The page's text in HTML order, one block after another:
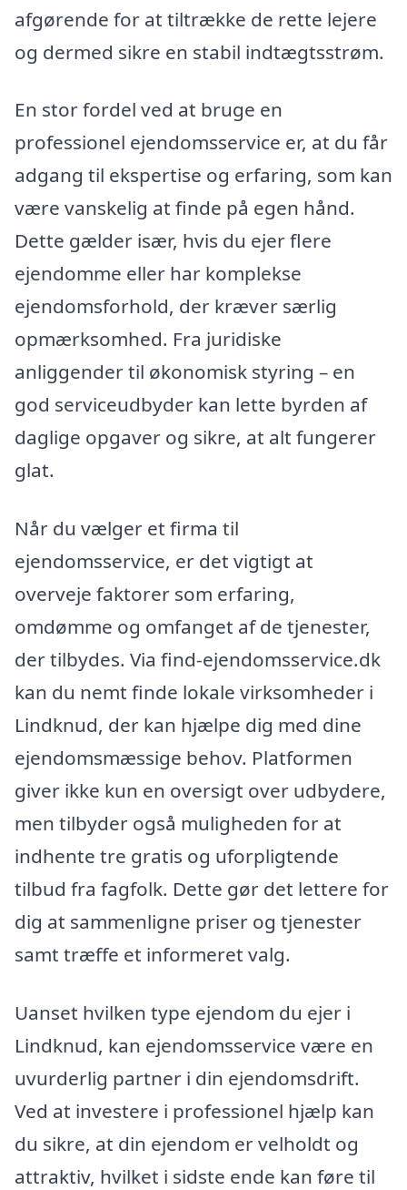
afgørende for at tiltrække de rette lejere
og dermed sikre en stabil indtægtsstrøm.
En stor fordel ved at bruge en
professionel ejendomsservice er, at du får
adgang til ekspertise og erfaring, som kan
være vanskelig at finde på egen hånd.
Dette gælder især, hvis du ejer flere
ejendomme eller har komplekse
ejendomsforhold, der kræver særlig
opmærksomhed. Fra juridiske
anliggender til økonomisk styring – en
god serviceudbyder kan lette byrden af
daglige opgaver og sikre, at alt fungerer
glat.
Når du vælger et firma til
ejendomsservice, er det vigtigt at
overveje faktorer som erfaring,
omdømme og omfanget af de tjenester,
der tilbydes. Via find-ejendomsservice.dk
kan du nemt finde lokale virksomheder i
Lindknud, der kan hjælpe dig med dine
ejendomsmæssige behov. Platformen
giver ikke kun en oversigt over udbydere,
men tilbyder også muligheden for at
indhente tre gratis og uforpligtende
tilbud fra fagfolk. Dette gør det lettere for
dig at sammenligne priser og tjenester
samt træffe et informeret valg.
Uanset hvilken type ejendom du ejer i
Lindknud, kan ejendomsservice være en
uvurderlig partner i din ejendomsdrift.
Ved at investere i professionel hjælp kan
du sikre, at din ejendom er velholdt og
attraktiv, hvilket i sidste ende kan føre til